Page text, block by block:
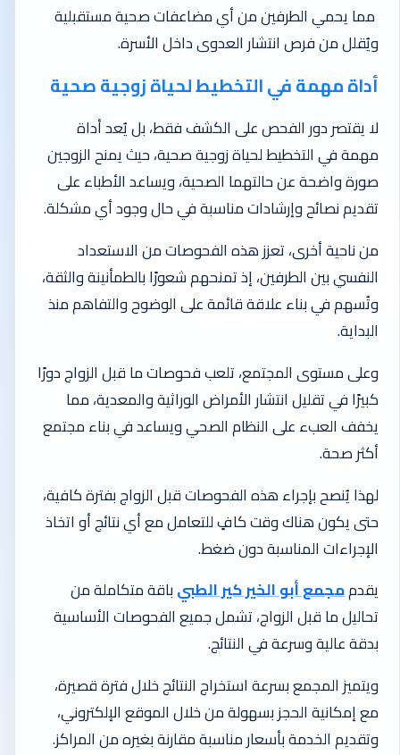
مما يحمي الطرفين من أي مضاعفات صحية مستقبلية
ويُقلل من فرص انتشار العدوى داخل الأسرة.
أداة مهمة في التخطيط لحياة زوجية صحية
لا يقتصر دور الفحص على الكشف فقط، بل يُعد أداة
مهمة في التخطيط لحياة زوجية صحية، حيث يمنح الزوجين
صورة واضحة عن حالتهما الصحية، ويساعد الأطباء على
تقديم نصائح وإرشادات مناسبة في حال وجود أي مشكلة.
من ناحية أخرى، تعزز هذه الفحوصات من الاستعداد
النفسي بين الطرفين، إذ تمنحهم شعورًا بالطمأنينة والثقة،
وتُسهم في بناء علاقة قائمة على الوضوح والتفاهم منذ
البداية.
وعلى مستوى المجتمع، تلعب فحوصات ما قبل الزواج دورًا
كبيرًا في تقليل انتشار الأمراض الوراثية والمعدية، مما
يخفف العبء على النظام الصحي ويساعد في بناء مجتمع
أكثر صحة.
لهذا يُنصح بإجراء هذه الفحوصات قبل الزواج بفترة كافية،
حتى يكون هناك وقت كافٍ للتعامل مع أي نتائج أو اتخاذ
الإجراءات المناسبة دون ضغط.
يقدممجمع أبو الخير كير الطبيباقة متكاملة من
تحاليل ما قبل الزواج، تشمل جميع الفحوصات الأساسية
بدقة عالية وسرعة في النتائج.
ويتميز المجمع بسرعة استخراج النتائج خلال فترة قصيرة،
مع إمكانية الحجز بسهولة من خلال الموقع الإلكتروني،
وتقديم الخدمة بأسعار مناسبة مقارنة بغيره من المراكز.